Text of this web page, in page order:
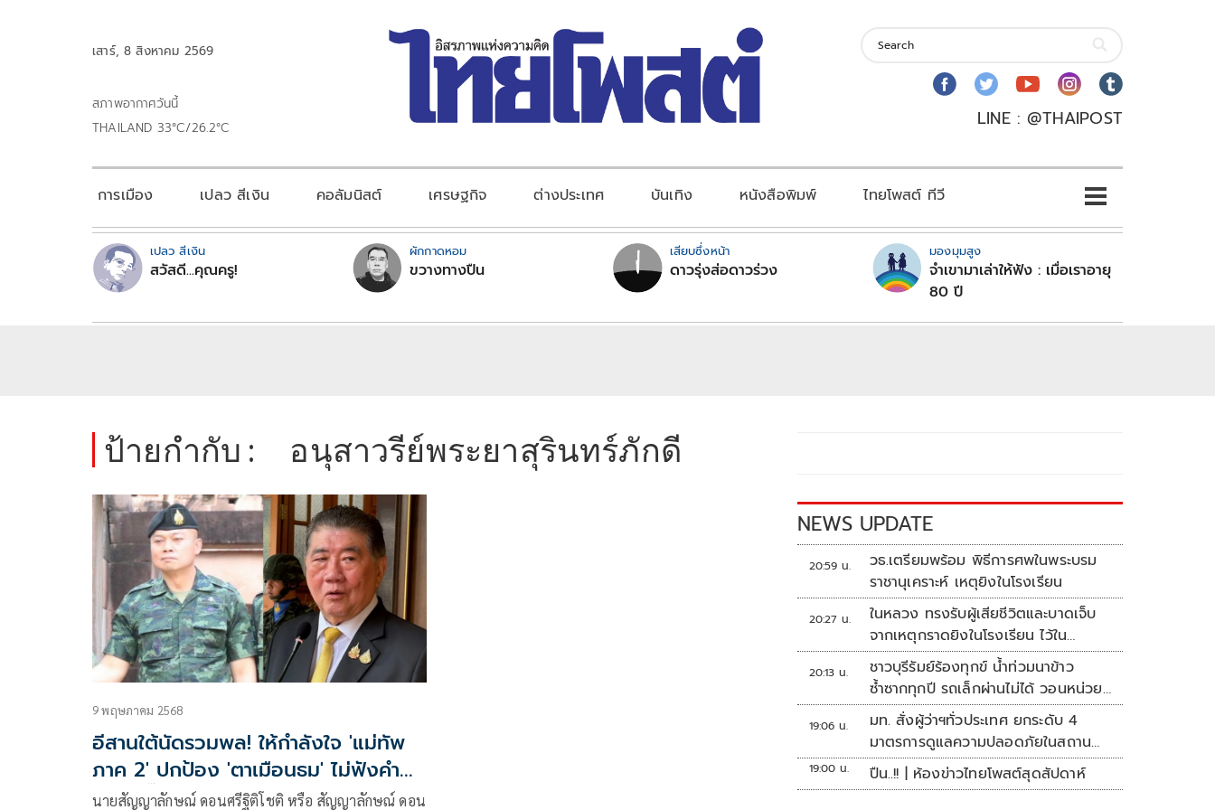
เสาร์, 8 สิงหาคม 2569
สภาพอากาศวันนี้
THAILAND 33°C/26.2°C
LINE : @THAIPOST
การเมือง เปลว สีเงิน คอลัมนิสต์ เศรษฐกิจ ต่างประเทศ บันเทิง หนังสือพิมพ์ ไทยโพสต์ ทีวี
เปลว สีเงิน
สวัสดี...คุณครู!
ผักกาดหอม
ขวางทางปืน
เสียบซึ่งหน้า
ดาวรุ่งส่อดาวร่วง
มองมุมสูง
จำเขามาเล่าให้ฟัง : เมื่อเราอายุ
80 ปี
ป้ายกำกับ : อนุสาวรีย์พระยาสุรินทร์ภักดี
9 พฤษภาคม 2568
อีสานใต้นัดรวมพล! ให้กำลังใจ 'แม่ทัพ
ภาค 2' ปกป้อง 'ตาเมือนธม' ไม่ฟังคำสั่ง
ถอย 'บิ๊กอ้วน'
นายสัญญาลักษณ์ ดอนศรีฐิติโชติ หรือ สัญญาลักษณ์ ดอน
NEWS UPDATE
20:59 น.
วธ.เตรียมพร้อม พิธีการศพในพระบรม
ราชานุเคราะห์ เหตุยิงในโรงเรียน
20:27 น.
ในหลวง ทรงรับผู้เสียชีวิตและบาดเจ็บ
จากเหตุกราดยิงในโรงเรียน ไว้ใน
พระบรมราชานุเคราะห์
20:13 น.
ชาวบุรีรัมย์ร้องทุกข์ น้ำท่วมนาข้าว
ซ้ำซากทุกปี รถเล็กผ่านไม่ได้ วอนหน่วย
งานเร่งแก้ไข
19:06 น.
มท. สั่งผู้ว่าฯทั่วประเทศ ยกระดับ 4
มาตรการดูแลความปลอดภัยในสถาน
ศึกษา
19:00 น. ปืน..!! | ห้องข่าวไทยโพสต์สุดสัปดาห์